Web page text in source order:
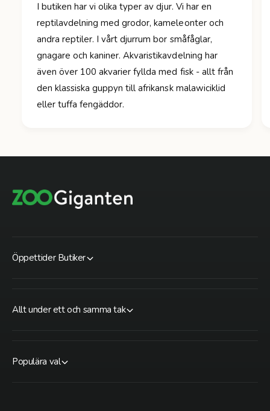
I butiken har vi olika typer av djur. Vi har en
reptilavdelning med grodor, kameleonter och
andra reptiler. I vårt djurrum bor småfåglar,
gnagare och kaniner. Akvaristikavdelning har
även över 100 akvarier fyllda med fisk - allt från
den klassiska guppyn till afrikansk malawiciklid
eller tuffa fengäddor.
Öppettider Butiker
Allt under ett och samma tak
Populära val